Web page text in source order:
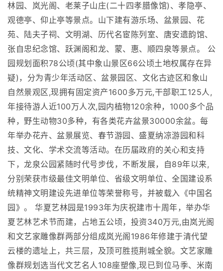
林园、岚光阁、老莱子山庄(二十四孝腊像馆)、孝隐亭、
观德亭、仰止亭等景点。山下建有游乐场、盆景园、花
苑、陆夫子祠、文明湖、历代名宦陈列室、唐安遗韵馆、
张自忠纪念馆、跃渊阁和龙、蒙、惠、顺四泉等景点。 公
园规划面积78公顷(其中象山景区66公顷土地权属存在异
疑)，分为青少年活动区、盆景园区、文化古迹区和象山
自然景观区,现拥有固定资产1600多万元,干部职工125人,
年接待游人近100万人次,园内植物120余种，1000多个品
种，野生动物30多种，有各类花卉盆景30000余盆。每
年举办花卉、盆景展览、春节游园、盛夏纳凉游园和科
技、文化、学术交流等活动。在历届政府的关心和支持
下，龙泉公园紧随时代号步伐，不断发展，自89年以来,
分别荣获市级最佳文明单位、省级文明单位、全国建设系
统精神文明建设先进单位等荣誉称号，并被载入《中国名
园》。 华夏艺林园是1993年为庆祝建市十周年，举办华
夏艺林艺术节而建，占地五公顷，投资340万元,由岚光阁
和文艺家雕像群两部分组成岚光阁1986年修建于清代望
云楼的遗址上，共三层，及顶可胜揽荆城全貌。文艺家雕
像群规划选当代文艺名人108座塑像,现已到位马季、米南